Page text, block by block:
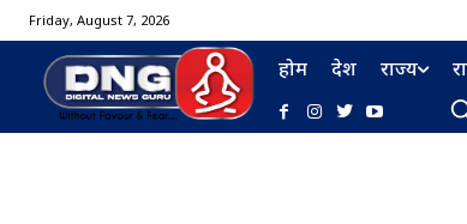
Friday, August 7, 2026
होम देश राज्य